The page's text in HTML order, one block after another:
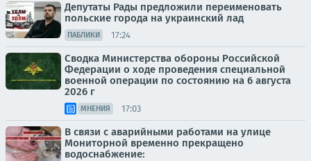
Депутаты Рады предложили переименовать
польские города на украинский лад
ПАБЛИКИ 17:24
Сводка Министерства обороны Российской
Федерации о ходе проведения специальной
военной операции по состоянию на 6 августа
2026 г
МНЕНИЯ 17:03
В связи с аварийными работами на улице
Мониторной временно прекращено
водоснабжение: